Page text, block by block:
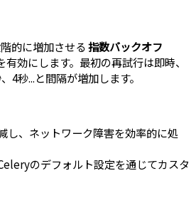
的に増加させる指数バックオフ
有効にします。最初の再試行は即時、
4秒...と間隔が増加します。
し、ネットワーク障害を効率的に処
のデフォルト設定を通じてカスタ